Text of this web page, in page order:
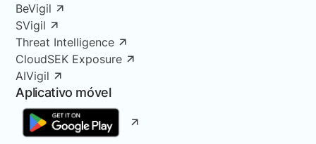
BeVigil
SVigil
Threat Intelligence
CloudSEK Exposure
AIVigil
Aplicativo móvel